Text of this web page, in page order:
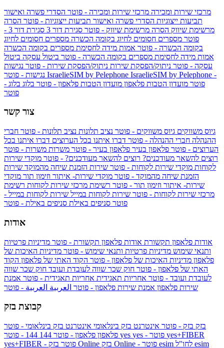
מרכזי שירות ומכירה מרכזי שירות ומכירה - פוטר הסדרי פשרה ואישור
תביעות ייצוגיות הסדרי פשרה ואישור תביעות ייצוגיות - פוטר הסרה
מרשימת שיווק הסרה מרשימת שיווק - פוטר סגירת דור 3
סגירת דור 3 -
פוטר מספרים חסומים לחיוג בקומה הכשרה מספרים חסומים לחיוג
בקומה הכשרה - פוטר אמות מידה לחסימת מספרים בקומה הכשרה
אמות מידה לחסימת מספרים בקומה הכשרה - פוטר ביטול עסקה ביטול
עסקה - פוטר ניתוק/הפסקת שירות ניתוק/הפסקת שירות - פוטר נגישות
IsraelieSIM by Pelephone IsraelieSIM by Pelephone -
פוטר מועדון הטבות פלאפון מועדון הטבות פלאפון - פוטר בלוג בלוג -
פוטר
צור קשר
גיוס משווקים גיוס משווקים - פוטר נציב תלונות נציב תלונות - פוטר חברי
ההנהלה חברי ההנהלה - פוטר דברו איתנו בכל הערוצים דברו איתנו בכל
הערוצים - פוטר פלאפון בעיר פלאפון בעיר - פוטר משרות משרות - פוטר
רוצים להשאר מעודכנים? רוצים להשאר מעודכנים? - פוטר מוקדי שירות
לקוחות מוקדי שירות לקוחות - פוטר שירות הזמנת שיחה מהמוקד שירות
הזמנת שיחה מהמוקד - פוטר מוקדי שירות- איתור וזימון תור מוקדי
שירות- איתור וזימון תור - פוטר רשימת מרכזי שירות לקוחות רשימת
מרכזי שירות לקוחות - פוטר שירות לקוחות במייל שירות לקוחות במייל -
פוטר סניפים באילת סניפים באילת - פוטר
אודות
אודות פלאפון תקשורת אודות פלאפון תקשורת - פוטר מדיניות פרטיות
ותנאי שימוש מדיניות פרטיות ותנאי שימוש - פוטר מדיניות האיכות של
פלאפון מדיניות האיכות של פלאפון - פוטר הקוד האתי של פלאפון הקוד
האתי של פלאפון - פוטר חוק שכר שווה לעובדת ועובד חוק שכר שווה
לעובדת ועובד - פוטר אחריות תאגידית אחריות תאגידית - פוטר אמנת
שירות פלאפון אמנת שירות פלאפון - פוטר العربية العربية - פוטר
קבוצת בזק
בזק בזק - פוטר אינטרנט בזק בינלאומי אינטרנט בזק בינלאומי - פוטר
פלאפון פלאפון - פוטר 144 yes
yes+FIBER
yes+FIBER - פוטר בזק Online esim